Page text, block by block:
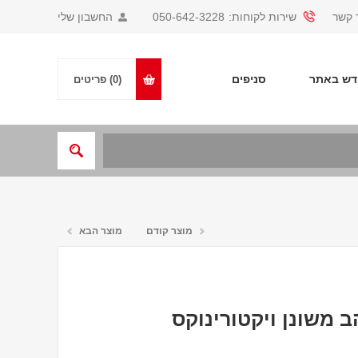
החשבון שלי קשר שירות לקוחות: 050-642-3228
באתר סניפים (0) פריטים
מוצר קודם מוצר הבא
משונן ויקטורינוקס